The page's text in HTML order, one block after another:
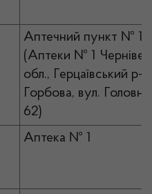
Аптечний пункт № 1
(Аптеки № 1
обл., Герцаївський р-
Горбова, вул. Головна,
62)
Аптека № 1